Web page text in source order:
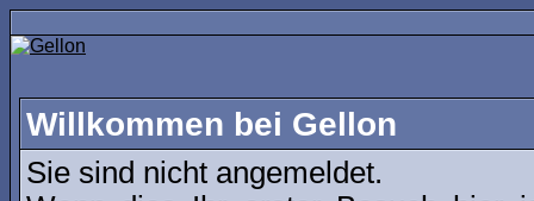
Willkommen bei Gellon
Sie sind nicht angemeldet.